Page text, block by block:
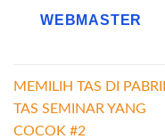
WEBMASTER
MEMILIH TAS DI
TAS SEMINAR YANG
COCOK #2